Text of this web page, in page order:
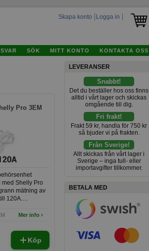
Skapa konto Logga in
SÖK MITT KONTO KONTAKTA OSS
Pro 3EM
Shelly Pro
mätning av
120A.
Mer info ›
Köp
LEVERANSER
Snabbt!
Det du beställer hos oss finns
alltid i vårt lager och skickas
omgående till dig.
Fri frakt!
Frakt 59 kr, handla för 750 kr
så bjuder vi på frakten.
Från Sverige!
Allt skickas från vårt lager i
Sverige – inga tull- eller
importavgifter tillkommer.
BETALA MED